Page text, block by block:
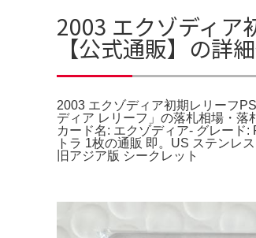
2003 エクゾディア
【公式通販】の詳
2003 エクゾディア初期レリーフ
ディア レリーフ」の落札相場・
カード名: エクゾディア- グレード
トラ 1枚の通販 即。US ステン
旧アジア版 シークレット